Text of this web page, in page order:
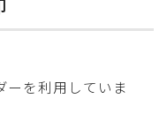
ーを利用していま